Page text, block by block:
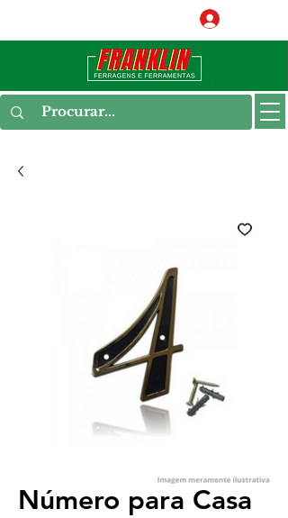
Número para Casa